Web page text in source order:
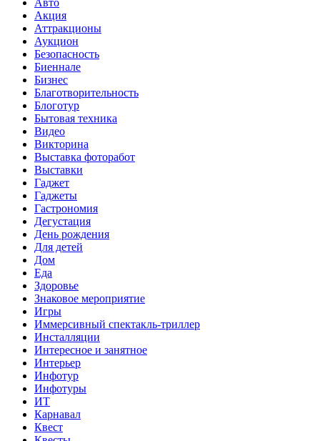
Акция
Аттракционы
Аукцион
Безопасность
Биеннале
Бизнес
Благотворительность
Блоготур
Бытовая техника
Видео
Викторина
Выставка фоторабот
Выставки
Гаджет
Гаджеты
Гастрономия
Дегустация
День рождения
Для детей
Дом
Еда
Здоровье
Знаковое мероприятие
Игры
Иммерсивный спектакль-триллер
Инсталляции
Интересное и занятное
Интерьер
Инфотур
Инфотуры
ИТ
Карнавал
Квест